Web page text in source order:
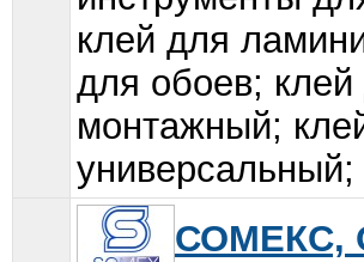
клей для
для обоев;
монтажный;
СОМЕКС,